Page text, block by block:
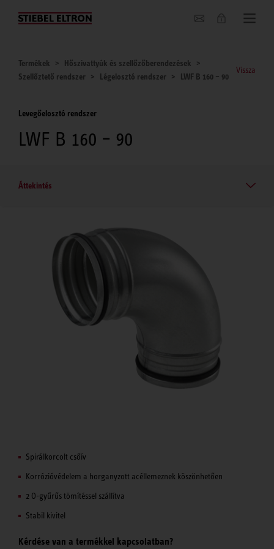
Hírek
Termékek
Hőszivattyúk és szellőzőberendezések
Szellőztető rendszer
Légelosztó rendszer LWF B 160 – 90
Vissza
Levegőelosztó rendszer
LWF B 160 – 90
Áttekintés
Spirálkorcolt csőív
Korrózióvédelem a horganyzott acéllemeznek köszönhetően
2 O-gyűrűs tömítéssel szállítva
Stabil kivitel
Kérdése van a termékkel kapcsolatban?